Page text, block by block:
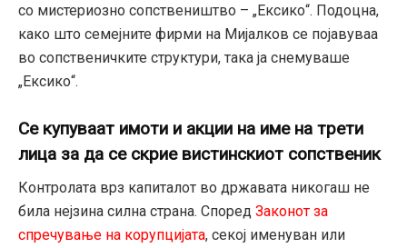
со мистериозно сопствеништво – „Ексико“. Подоцна,
како што семејните фирми на Мијалков се појавуваа
во сопственичките структури, така ја снемуваше
„Ексико“.
Се купуваат имоти и акции на име на трети
лица за да се скрие вистинскиот сопственик
Контролата врз капиталот во државата никогаш не
била нејзина силна страна. Според Законот за
спречување на корупцијата, секој именуван или